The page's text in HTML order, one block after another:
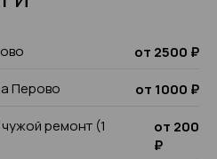
от 2500 ₽
Перово
от 1000 ₽
ремонт (1
от 200
₽